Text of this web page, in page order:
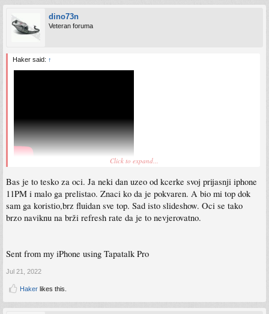
dino73n
Veteran foruma
Haker said: ↑
Čim sam vidio da je ekran 60hz ja bih ga preskočio. Ne bih više nikad telefon sa
60hz, inače sve ostalo super fon.
Sent from my Pixel 5 using Tapatalk
Click to expand...
Bas je to tesko za oci. Ja neki dan uzeo od kcerke svoj prijasnji iphone
11PM i malo ga prelistao. Znaci ko da je pokvaren. A bio mi top dok
sam ga koristio,brz fluidan sve top. Sad isto slideshow. Oci se tako
brzo naviknu na brži refresh rate da je to nevjerovatno.
Sent from my iPhone using Tapatalk Pro
Jul 21, 2022
Haker likes this.